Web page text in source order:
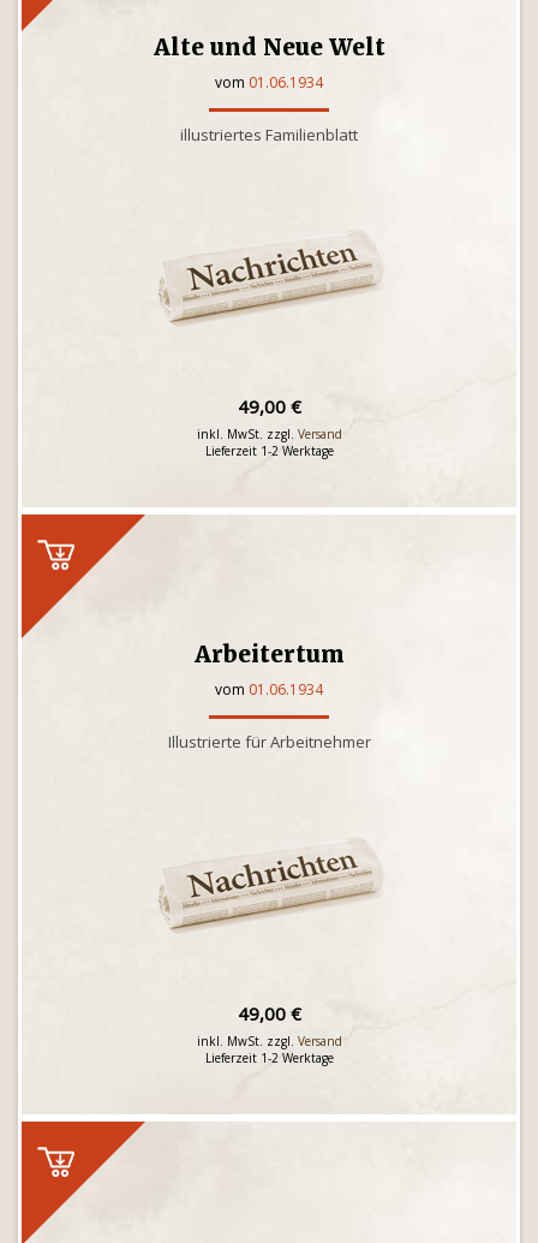
Alte und Neue Welt
vom 01.06.1934
illustriertes Familienblatt
49,00 €
inkl. MwSt. zzgl. Versand
Lieferzeit 1-2 Werktage
Arbeitertum
vom 01.06.1934
Illustrierte für Arbeitnehmer
49,00 €
inkl. MwSt. zzgl. Versand
Lieferzeit 1-2 Werktage